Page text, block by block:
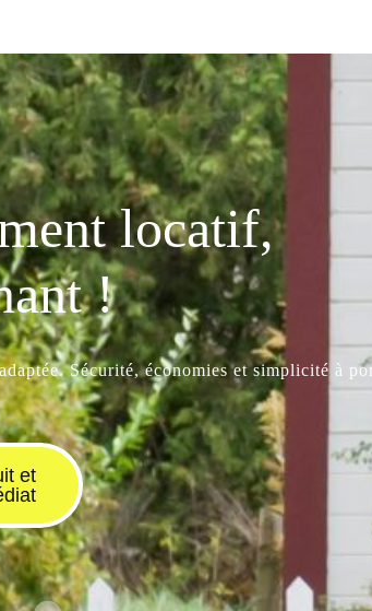
locatif,
!
Sécurité, économies et simplicité à
et